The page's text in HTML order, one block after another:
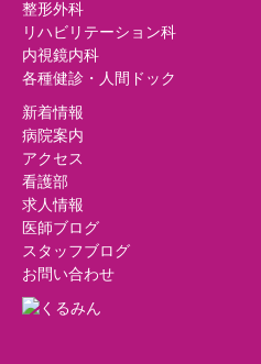
整形外科
リハビリテーション科
内視鏡内科
各種健診・人間ドック
新着情報
病院案内
アクセス
看護部
求人情報
医師ブログ
スタッフブログ
お問い合わせ